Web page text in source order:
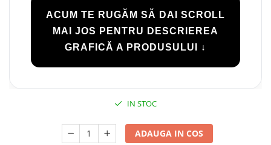
ACUM TE RUGĂM SĂ DAI SCROLL
MAI JOS PENTRU DESCRIEREA
GRAFICĂ A PRODUSULUI ↓
IN STOC
ADAUGA IN COS